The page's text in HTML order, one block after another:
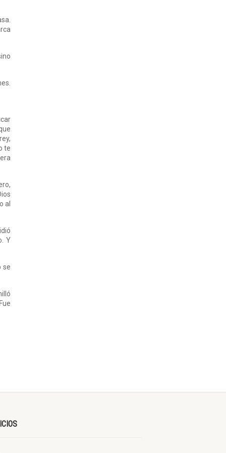
te
al
Y
se